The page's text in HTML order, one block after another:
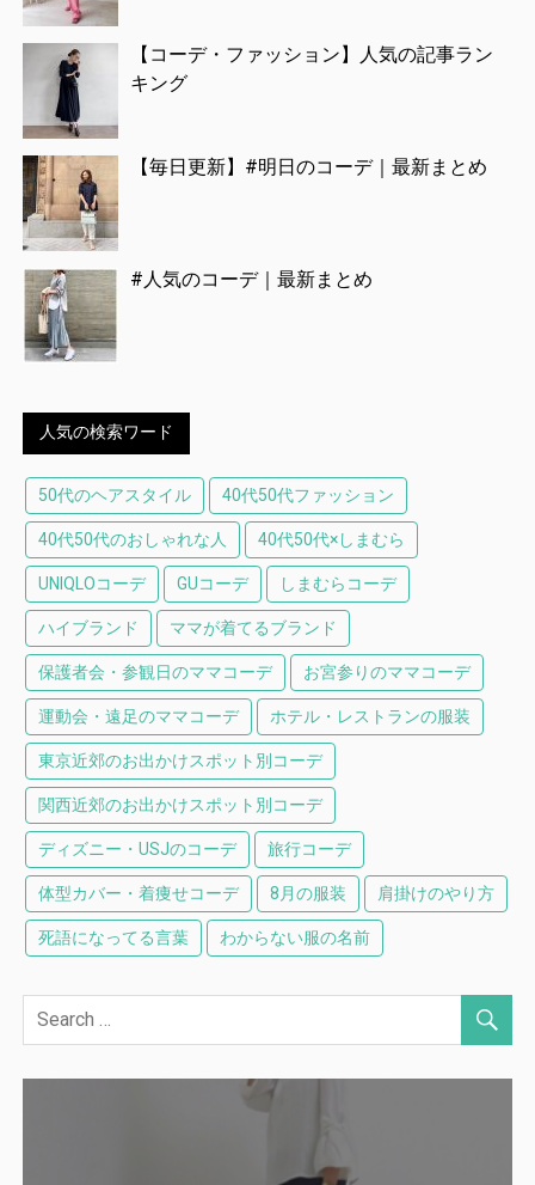
【コーデ・ファッション】人気の記事ラン
キング
【毎日更新】#明日のコーデ｜最新まとめ
#人気のコーデ｜最新まとめ
人気の検索ワード
50代のヘアスタイル 40代50代ファッション
40代50代のおしゃれな人 40代50代×しまむら
UNIQLOコーデ GUコーデ しまむらコーデ
ハイブランド ママが着てるブランド
保護者会・参観日のママコーデ お宮参りのママコーデ
運動会・遠足のママコーデ ホテル・レストランの服装
東京近郊のお出かけスポット別コーデ
関西近郊のお出かけスポット別コーデ
ディズニー・USJのコーデ 旅行コーデ
体型カバー・着痩せコーデ 8月の服装 肩掛けのやり方
死語になってる言葉 わからない服の名前